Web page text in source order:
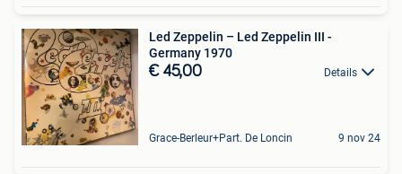
Led Zeppelin – Led Zeppelin III -
Germany 1970
€ 45,00 Details
Grace-Berleur+Part. De Loncin 9 nov 24